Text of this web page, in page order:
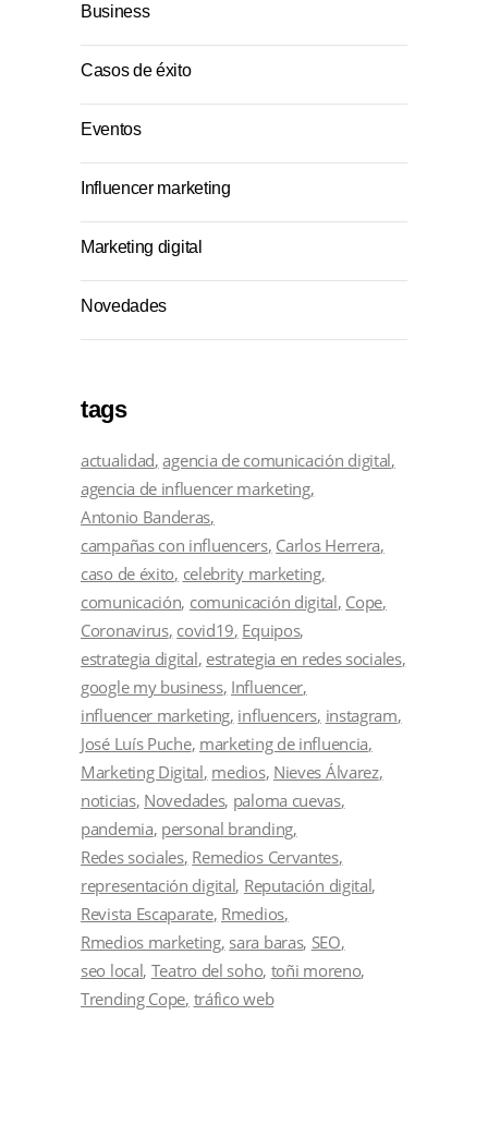
Business
Casos de éxito
Eventos
Influencer marketing
Marketing digital
Novedades
tags
actualidad agencia de comunicación digital
agencia de influencer marketing
Antonio Banderas
campañas con influencers Carlos Herrera
caso de éxito celebrity marketing
comunicación comunicación digital Cope
Coronavirus covid19 Equipos
estrategia digital estrategia en redes sociales
google my business Influencer
influencer marketing influencers instagram
José Luís Puche marketing de influencia
Marketing Digital medios Nieves Álvarez
noticias Novedades paloma cuevas
pandemia personal branding
Redes sociales Remedios Cervantes
representación digital Reputación digital
Revista Escaparate Rmedios
Rmedios marketing sara baras SEO
seo local Teatro del soho toñi moreno
Trending Cope tráfico web